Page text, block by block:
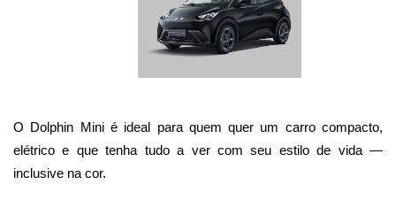
O Dolphin Mini é ideal para quem quer um carro compacto,
elétrico e que tenha tudo a ver com seu estilo de vida —
inclusive na cor.